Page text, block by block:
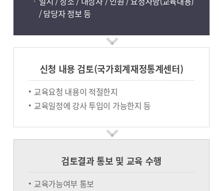
/ 담당자 정보 등
신청 내용 검토(국가회계재정통계센터)
교육요청 내용이 적절한지
교육일정에 강사 투입이 가능한지 등
검토결과 통보 및 교육 수행
교육가능여부 통보